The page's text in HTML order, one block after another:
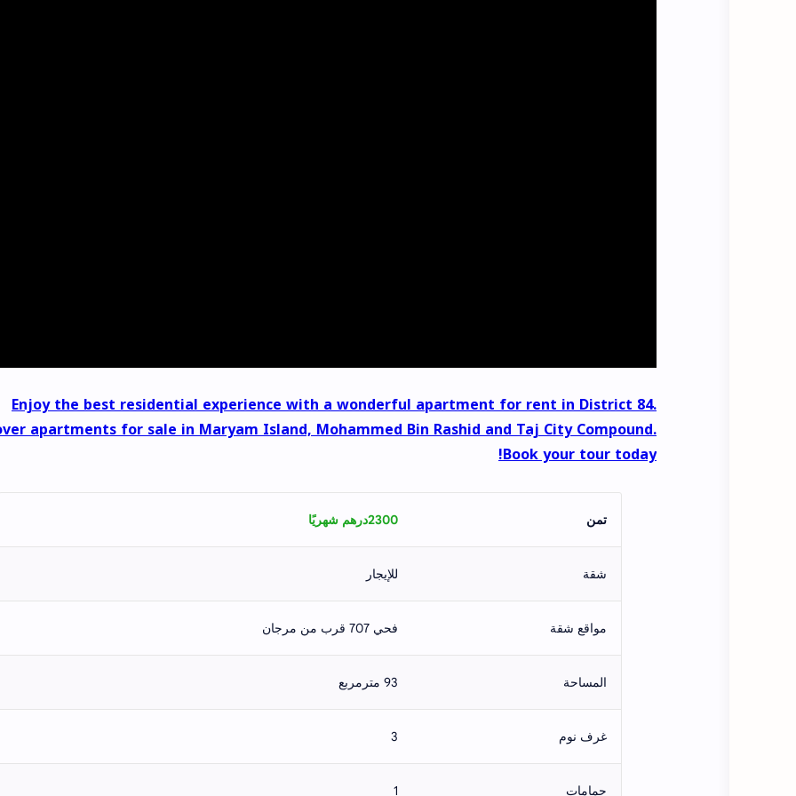
Enjoy the best residential experience with a wonderful apartment for rent in District 84.
apartments for sale in Maryam Island, Mohammed Bin Rashid and Taj City Compound.
Book your tour today!
تمن 2300درهم شهريًا
شقة للإيجار
مواقع شقة فحي 707 قرب من مرجان
المساحة 93 مترمربع
غرف نوم 3
حمامات 1